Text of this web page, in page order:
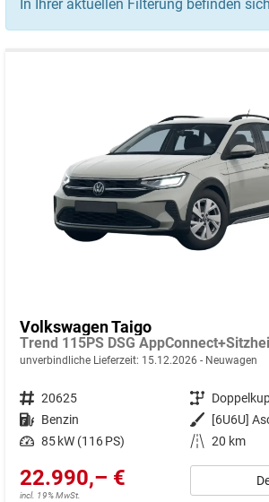
In Ihrer aktuellen Filterung befinden sich
Volkswagen Taigo
unverbindliche Lieferzeit: 15.12.2026 Neuwagen
Fahrzeugnr. 20625 Getriebe
Kraftstoff Benzin Außenfarbe
[6U6U]
Leistung 85 kW (116 PS) Kilometerstand 20 km
22.990,– €
incl. 19% MwSt.